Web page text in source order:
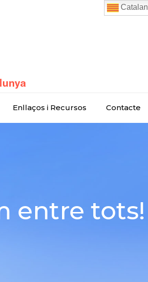
Enllaços i Recursos Contacte
entre tots!
Catalan